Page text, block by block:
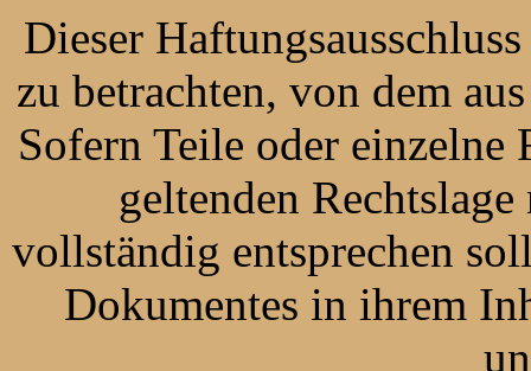
Dieser
zu betrachten, von dem
Sofern Teile oder einzelne
geltenden
vollständig entsprechen
Dokumentes in ihrem